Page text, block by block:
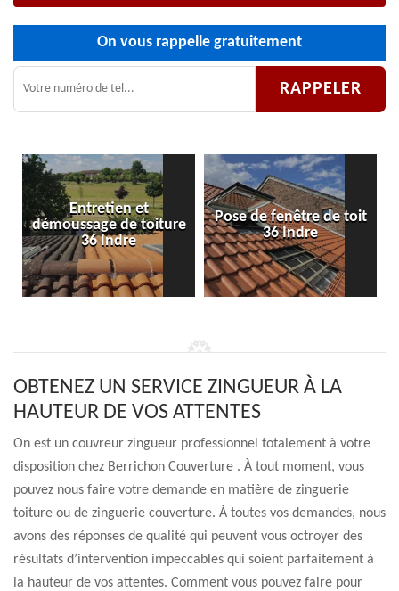
On vous rappelle gratuitement
Entretien et
démoussage de toiture
36 Indre
Pose de fenêtre de toit
36 Indre
OBTENEZ UN SERVICE ZINGUEUR À LA
HAUTEUR DE VOS ATTENTES
On est un couvreur zingueur professionnel totalement à votre
disposition chez Berrichon Couverture . À tout moment, vous
pouvez nous faire votre demande en matière de zinguerie
toiture ou de zinguerie couverture. À toutes vos demandes, nous
avons des réponses de qualité qui peuvent vous octroyer des
résultats d’intervention impeccables qui soient parfaitement à
la hauteur de vos attentes. Comment vous pouvez faire pour